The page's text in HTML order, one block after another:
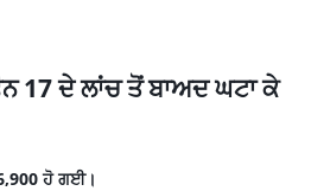
17 ਦੇ ਲਾਂਚ ਤੋਂ ਬਾਅਦ ਘਟਾ ਕੇ
ਹੋ ਗਈ।